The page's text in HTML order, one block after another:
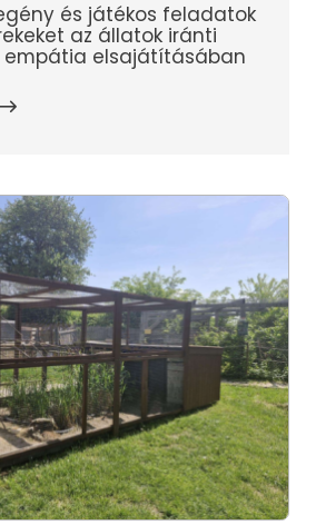
és játékos feladatok
az állatok iránti
empátia elsajátításában